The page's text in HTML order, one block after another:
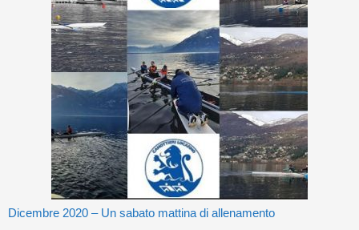
Dicembre 2020 – Un sabato mattina di allenamento